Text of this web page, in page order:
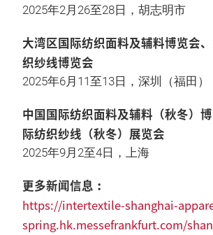
2025年2月26至28日，胡志明市
大湾区国际纺织面料及辅料博览会
织纱线博览会
2025年6月11至13日，深圳（福田）
中国国际纺织面料及辅料（秋冬）
际纺织纱线（秋冬）展览会
2025年9月2至4日，上海
更多新闻信息︰
https://intertextile-shanghai-
spring.hk.messefrankfurt.com/